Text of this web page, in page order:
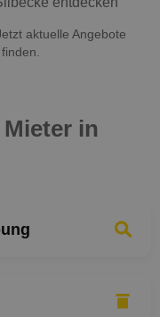
aktuelle Angebote
in